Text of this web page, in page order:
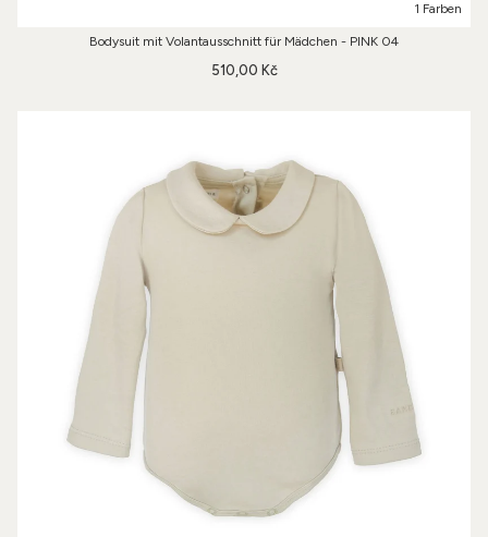
1 Farben
Bodysuit mit Volantausschnitt für Mädchen - PINK 04
510,00 Kč